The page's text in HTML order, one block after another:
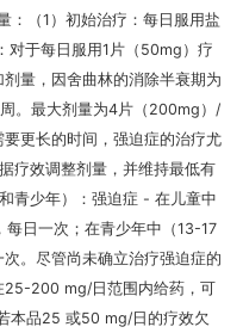
：（1）初始治疗：每日服用盐
对于每日服用1片（50mg）疗
量，因舍曲林的消除半衰期为
。最大剂量为4片（200mg）/
更长的时间，强迫症的治疗尤
疗效调整剂量，并维持最低有
青少年）：强迫症 - 在儿童中
每日一次；在青少年中（13-17
。尽管尚未确立治疗强迫症的
25-200 mg/日范围内给药，可
本品25 或50 mg/日的疗效欠